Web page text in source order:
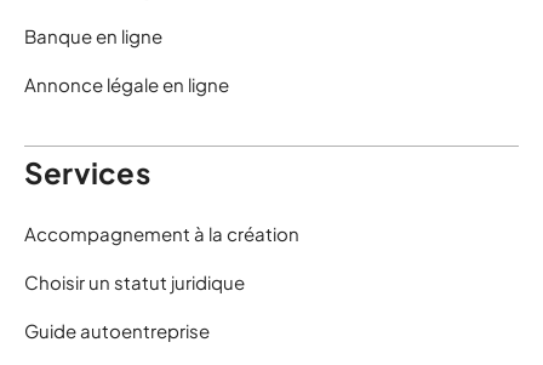
Banque en ligne
Annonce légale en ligne
Services
Accompagnement à la création
Choisir un statut juridique
Guide autoentreprise